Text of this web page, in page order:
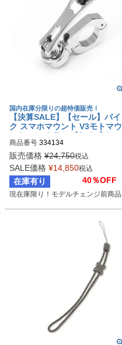
国内在庫分限りの超特価販売！
【決算SALE】【セール】バイ
ク スマホマウント V3モトマウ
ント バークランプタイプ クロ
ーム ROKFORM
商品番号 334134
販売価格 ¥24,750税込
SALE価格 ¥14,850税込
在庫有り 40％OFF
現在庫限り！モデルチェンジ前商品